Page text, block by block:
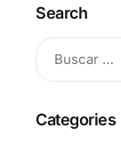
Search
Categories